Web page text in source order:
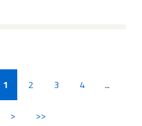
1 2 3 4 ...
> >>